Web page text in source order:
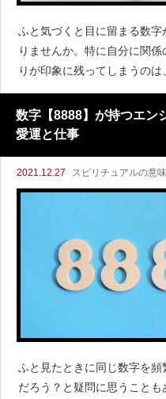
ふと気づくと目に留まる数
りませんか。特に自分に関
りが印象に残ってしまうのは
ん。数字にはすべてに意味
あなたに伝えたいメッセー
数字【8888】が持つエン
愛運と仕事
2021.12.27 スピリチュアルの意味
ふと見たときに同じ数字を
だろう？と疑問に思うこと